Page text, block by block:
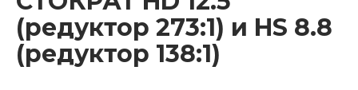
(редуктор 273:1) и HS 8.8
(редуктор 138:1)